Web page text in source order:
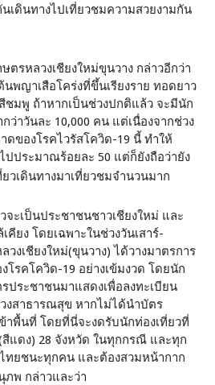
เดินทางไปเที่ยวชมความสวยงามกัน
ตรหลวงเชียงใหม่ขุนวาง กล่าวอีกว่า
พญาเสือโคร่งที่ขึ้นเรียงราย ทอดยาว
ชมพู ถ้าหากเป็นช่วงปกติแล้ว จะมีนัก
ว่าวันละ 10,000 คน แต่เนื่องจากช่วง
ดของโรคไวรัสโควิด-19 นี้ ทำให้
ปประมาณร้อยละ 50 แต่ก็ยังถือว่ายัง
วเดินทางมาเที่ยวชมจำนวนมาก
ะเป็นประชาชนชาวเชียงใหม่ และ
คียง โดยเฉพาะในช่วงวันเสาร์-
งเชียงใหม่(ขุนวาง) ได้วางมาตรการ
โรคโควิด-19 อย่างเข้มงวด โดยนัก
ประชาชนมาแสดงเพื่อลงทะเบียน
งสาธารณสุข หากไม่ได้นำบัตร
าพื้นที่ โดยที่นี่จะงดรับนักท่องเที่ยวที่
สีแดง) 28 จังหวัด ในทุกกรณี และทุก
ทยชนะทุกคน และต้องสวมหน้ากาก
ภพ กล่าวและว่า